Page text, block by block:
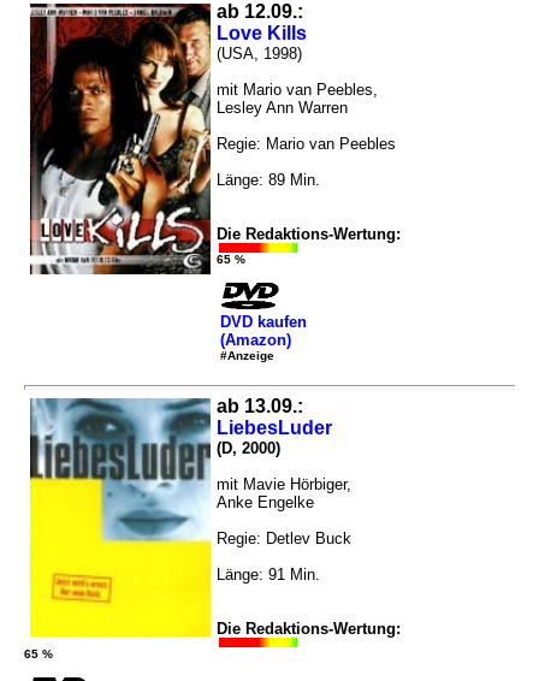
ab 12.09.:
Love Kills
(USA, 1998)
mit Mario van Peebles,
Lesley Ann Warren
Regie: Mario van Peebles
Länge: 89 Min.
Die Redaktions-Wertung:
65 %
DVD kaufen
(Amazon)
#Anzeige
ab 13.09.:
LiebesLuder
(D, 2000)
mit Mavie Hörbiger,
Anke Engelke
Regie: Detlev Buck
Länge: 91 Min.
Die Redaktions-Wertung:
65 %